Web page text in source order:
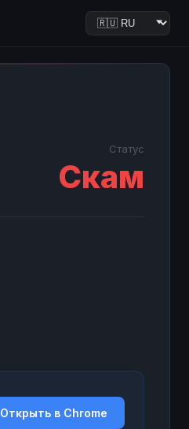
Статус
Скам
Открыть в Chrome